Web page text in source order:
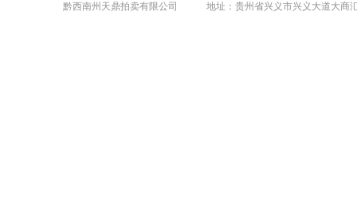
黔西南州天鼎拍卖有限公司 地址：贵州省兴义市兴义大道大商